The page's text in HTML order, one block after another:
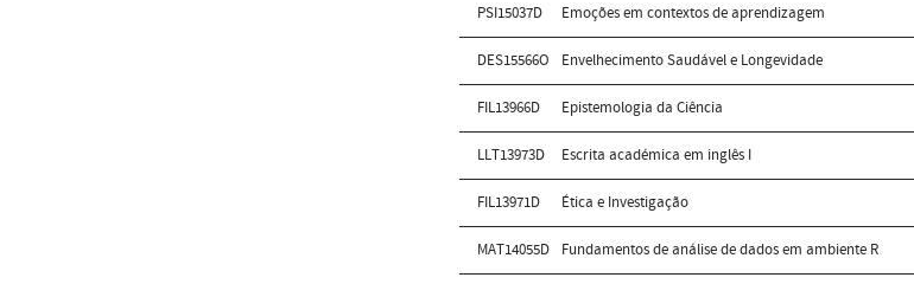
PSI15037D Emoções em contextos de aprendizagem
DES15566O Envelhecimento Saudável e Longevidade
FIL13966D Epistemologia da Ciência
LLT13973D Escrita académica em inglês I
FIL13971D Ética e Investigação
MAT14055D Fundamentos de análise de dados em ambiente R